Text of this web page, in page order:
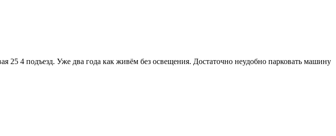
25 4 подъезд. Уже два года как живём без освещения. Достаточно неудобно парковать машину